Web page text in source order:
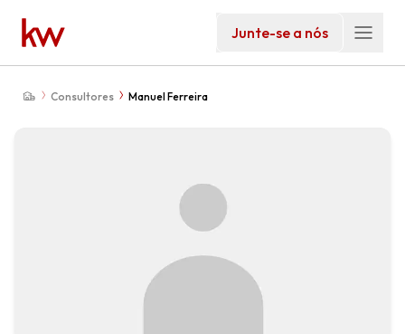
Junte-se a nós
Consultores Manuel Ferreira